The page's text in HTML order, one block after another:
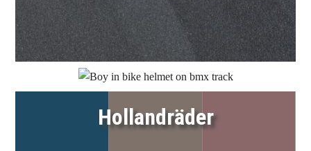
Link
BMX
Hollandräder